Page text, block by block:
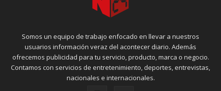
Somos un equipo de trabajo enfocado en llevar a nuestros
usuarios información veraz del acontecer diario. Además
ofrecemos publicidad para tu servicio, producto, marca o negocio.
Contamos con servicios de entretenimiento, deportes, entrevistas,
nacionales e internacionales.